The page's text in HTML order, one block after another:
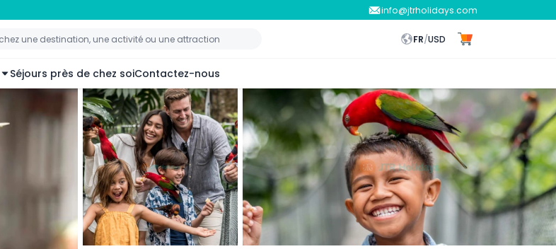
info@jtrholidays.com
FR/USD
Séjours près de chez soiContactez-nous